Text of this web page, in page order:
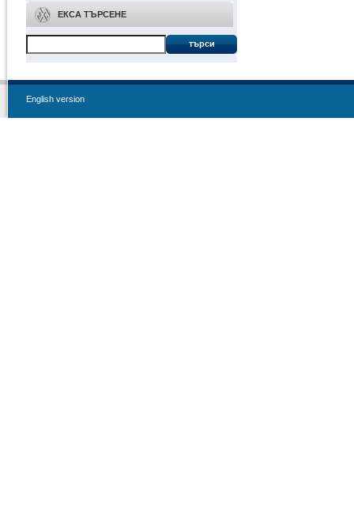
ЕКСА ТЪРСЕНЕ
търси
English version